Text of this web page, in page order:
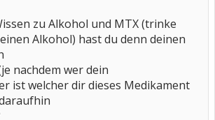
zu Alkohol und MTX (trinke
Alkohol) hast du denn deinen
nachdem wer dein
ist welcher dir dieses Medikament